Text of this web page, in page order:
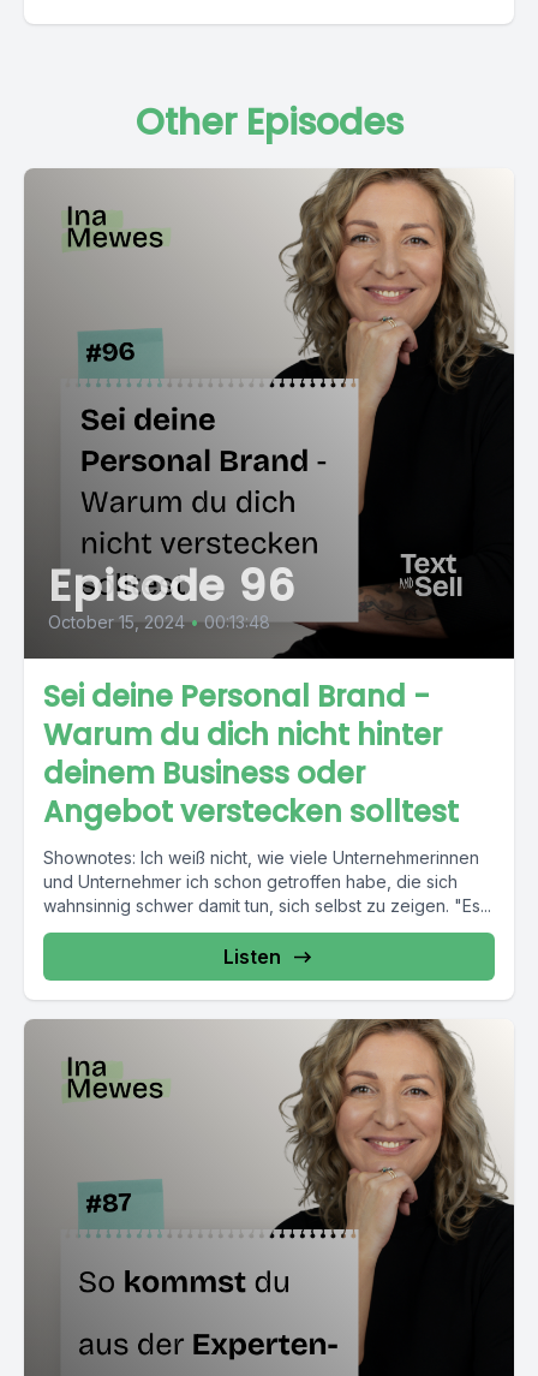
Other Episodes
Episode 96
October 15, 2024 • 00:13:48
Sei deine Personal Brand -
Warum du dich nicht hinter
deinem Business oder
Angebot verstecken solltest
Shownotes: Ich weiß nicht, wie viele Unternehmerinnen
und Unternehmer ich schon getroffen habe, die sich
wahnsinnig schwer damit tun, sich selbst zu zeigen. "Es...
Listen